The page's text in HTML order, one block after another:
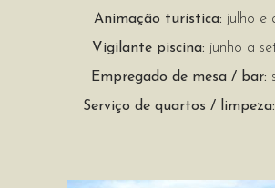
Animação turística: julho e
Vigilante piscina: junho a
Empregado de mesa / bar:
Serviço de quartos / limpeza: